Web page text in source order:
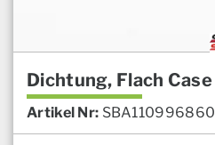
Dichtung, Flach Case
Artikel Nr: SBA110996860